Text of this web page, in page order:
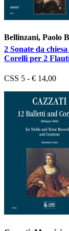
Bellinzani, Paolo
2 Sonate da
Corelli per 2
CSS 5 - € 14,00